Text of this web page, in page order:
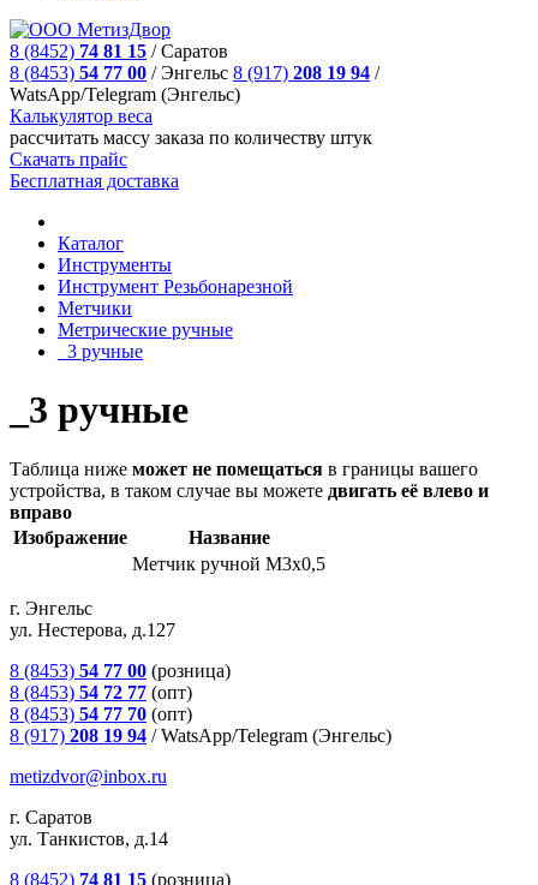
8 (8452) 74 81 15 /Саратов
8 (8453) 54 77 00 /Энгельс 8 (917) 208 19 94 /
WatsApp/Telegram (Энгельс)
Калькулятор веса
рассчитать массу заказа по количеству штук
Скачать прайс
Бесплатная доставка
Каталог
Инструменты
Инструмент Резьбонарезной
Метчики
Метрические ручные
_3 ручные
_3 ручные
Таблица ниже может не помещаться в границы вашего
устройства, в таком случае вы можете двигать её влево и
вправо
Изображение
Название
Метчик ручной М3х0,5
г. Энгельс
ул. Нестерова, д.127
8 (8453) 54 77 00 (розница)
8 (8453) 54 72 77 (опт)
8 (8453) 54 77 70 (опт)
8 (917) 208 19 94 /WatsApp/Telegram (Энгельс)
metizdvor@inbox.ru
г. Саратов
ул. Танкистов, д.14
8 (8452) 74 81 15 (розница)